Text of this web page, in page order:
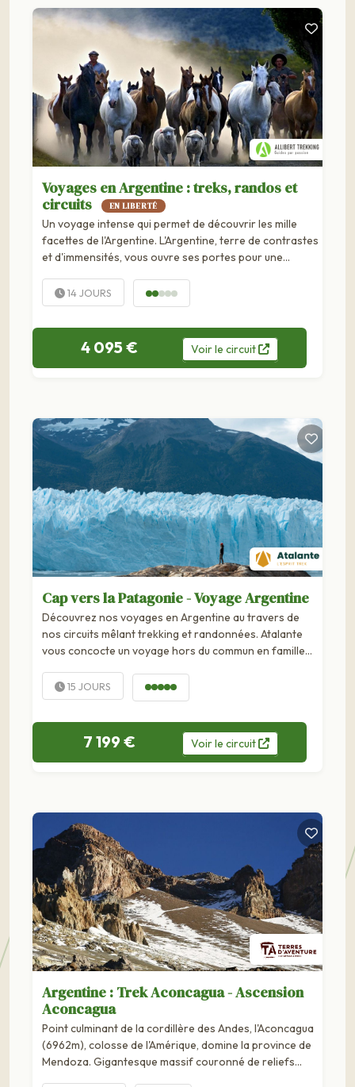
Voyages en Argentine : treks, randos et
circuits
EN LIBERTÉ
Un voyage intense qui permet de découvrir les mille
facettes de l'Argentine. L'Argentine, terre de contrastes
et d'immensités, vous ouvre ses portes pour une
nature...14 JOURS
4 095 € Voirle circuit
Cap vers la Patagonie - Voyage Argentine
Découvrez nos voyages en Argentine au travers de
nos circuits mêlant trekking et randonnées. Atalante
vous concocte un voyage hors du commun en famille
15 JOURS
7 199 € Voirle circuit
Argentine : Trek Aconcagua - Ascension
Aconcagua
Point culminant de la cordillère des Andes, l'Aconcagua
(6962m), colosse de l'Amérique, domine la province de
Mendoza. Gigantesque massif couronné de reliefs